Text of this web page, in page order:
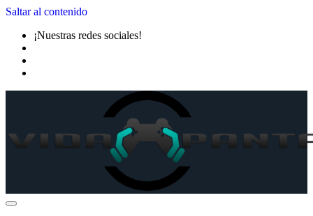
Saltar al contenido
¡Nuestras redes sociales!